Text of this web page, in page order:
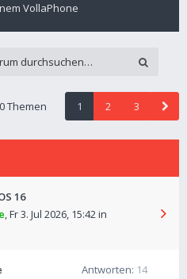
VollaPhone
Themen 1 2 3
16
,Fr 3. Jul 2026, 15:42in
Antworten: 14